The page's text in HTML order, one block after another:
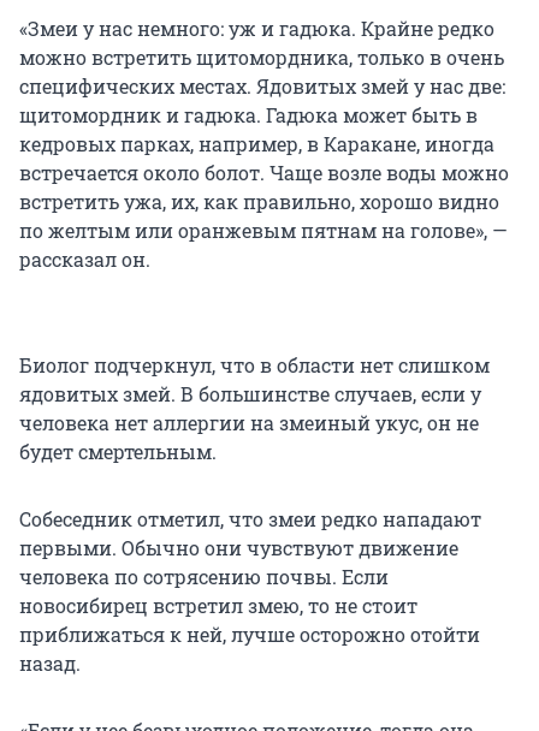
«Змеи у нас немного: уж и гадюка. Крайне редко
можно встретить щитомордника, только в очень
специфических местах. Ядовитых змей у нас две:
щитомордник и гадюка. Гадюка может быть в
кедровых парках, например, в Каракане, иногда
встречается около болот. Чаще возле воды можно
встретить ужа, их, как правильно, хорошо видно
по желтым или оранжевым пятнам на голове», —
рассказал он.
Биолог подчеркнул, что в области нет слишком
ядовитых змей. В большинстве случаев, если у
человека нет аллергии на змеиный укус, он не
будет смертельным.
Собеседник отметил, что змеи редко нападают
первыми. Обычно они чувствуют движение
человека по сотрясению почвы. Если
новосибирец встретил змею, то не стоит
приближаться к ней, лучше осторожно отойти
назад.